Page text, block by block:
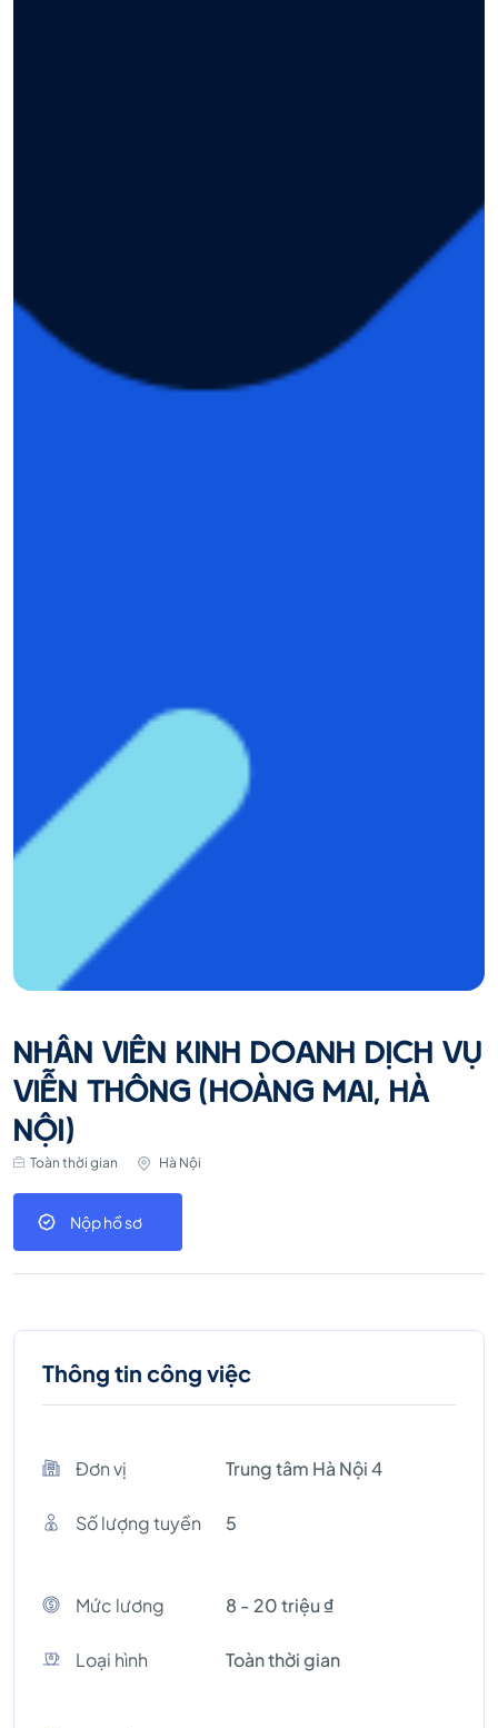
NHÂN VIÊN KINH DOANH DỊCH VỤ
VIỄN THÔNG (HOÀNG MAI, HÀ
NỘI)
Toàn thời gian Hà Nội
Nộp hồ sơ
Thông tin công việc
Đơn vị Trung tâm Hà Nội 4
Số lượng tuyền 5
Mức lương 8 - 20 triệu ₫
Loại hình Toàn thời gian